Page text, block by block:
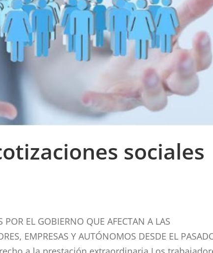
sociales
EL GOBIERNO QUE AFECTAN A LAS
EMPRESAS Y AUTÓNOMOS DESDE EL